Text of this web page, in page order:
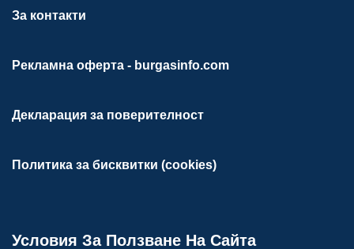
За контакти
Рекламна оферта - burgasinfo.com
Декларация за поверителност
Политика за бисквитки (cookies)
Условия За Ползване На Сайта